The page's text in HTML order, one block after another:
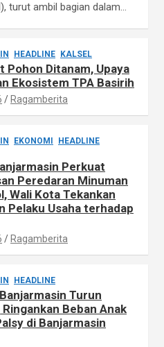
turut ambil bagian dalam…
HEADLINE KALSEL
Pohon Ditanam, Upaya
Ekosistem TPA Basirih
Ragamberita
EKONOMI
HEADLINE
Perkuat
Peredaran Minuman
Wali Kota Tekankan
Pelaku Usaha terhadap
Ragamberita
HEADLINE
Turun
Beban Anak
di Banjarmasin